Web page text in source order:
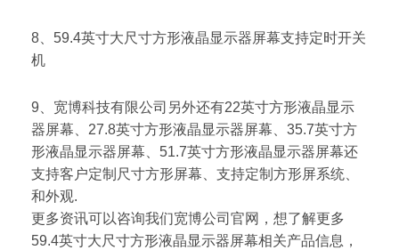
8、59.4英寸大尺寸方形液晶显示器屏幕支持定时开关
机
9、宽博科技有限公司另外还有22英寸方形液晶显示
器屏幕、27.8英寸方形液晶显示器屏幕、35.7英寸方
形液晶显示器屏幕、51.7英寸方形液晶显示器屏幕还
支持客户定制尺寸方形屏幕、支持定制方形屏系统、
和外观.
更多资讯可以咨询我们宽博公司官网，想了解更多
59.4英寸大尺寸方形液晶显示器屏幕相关产品信息，